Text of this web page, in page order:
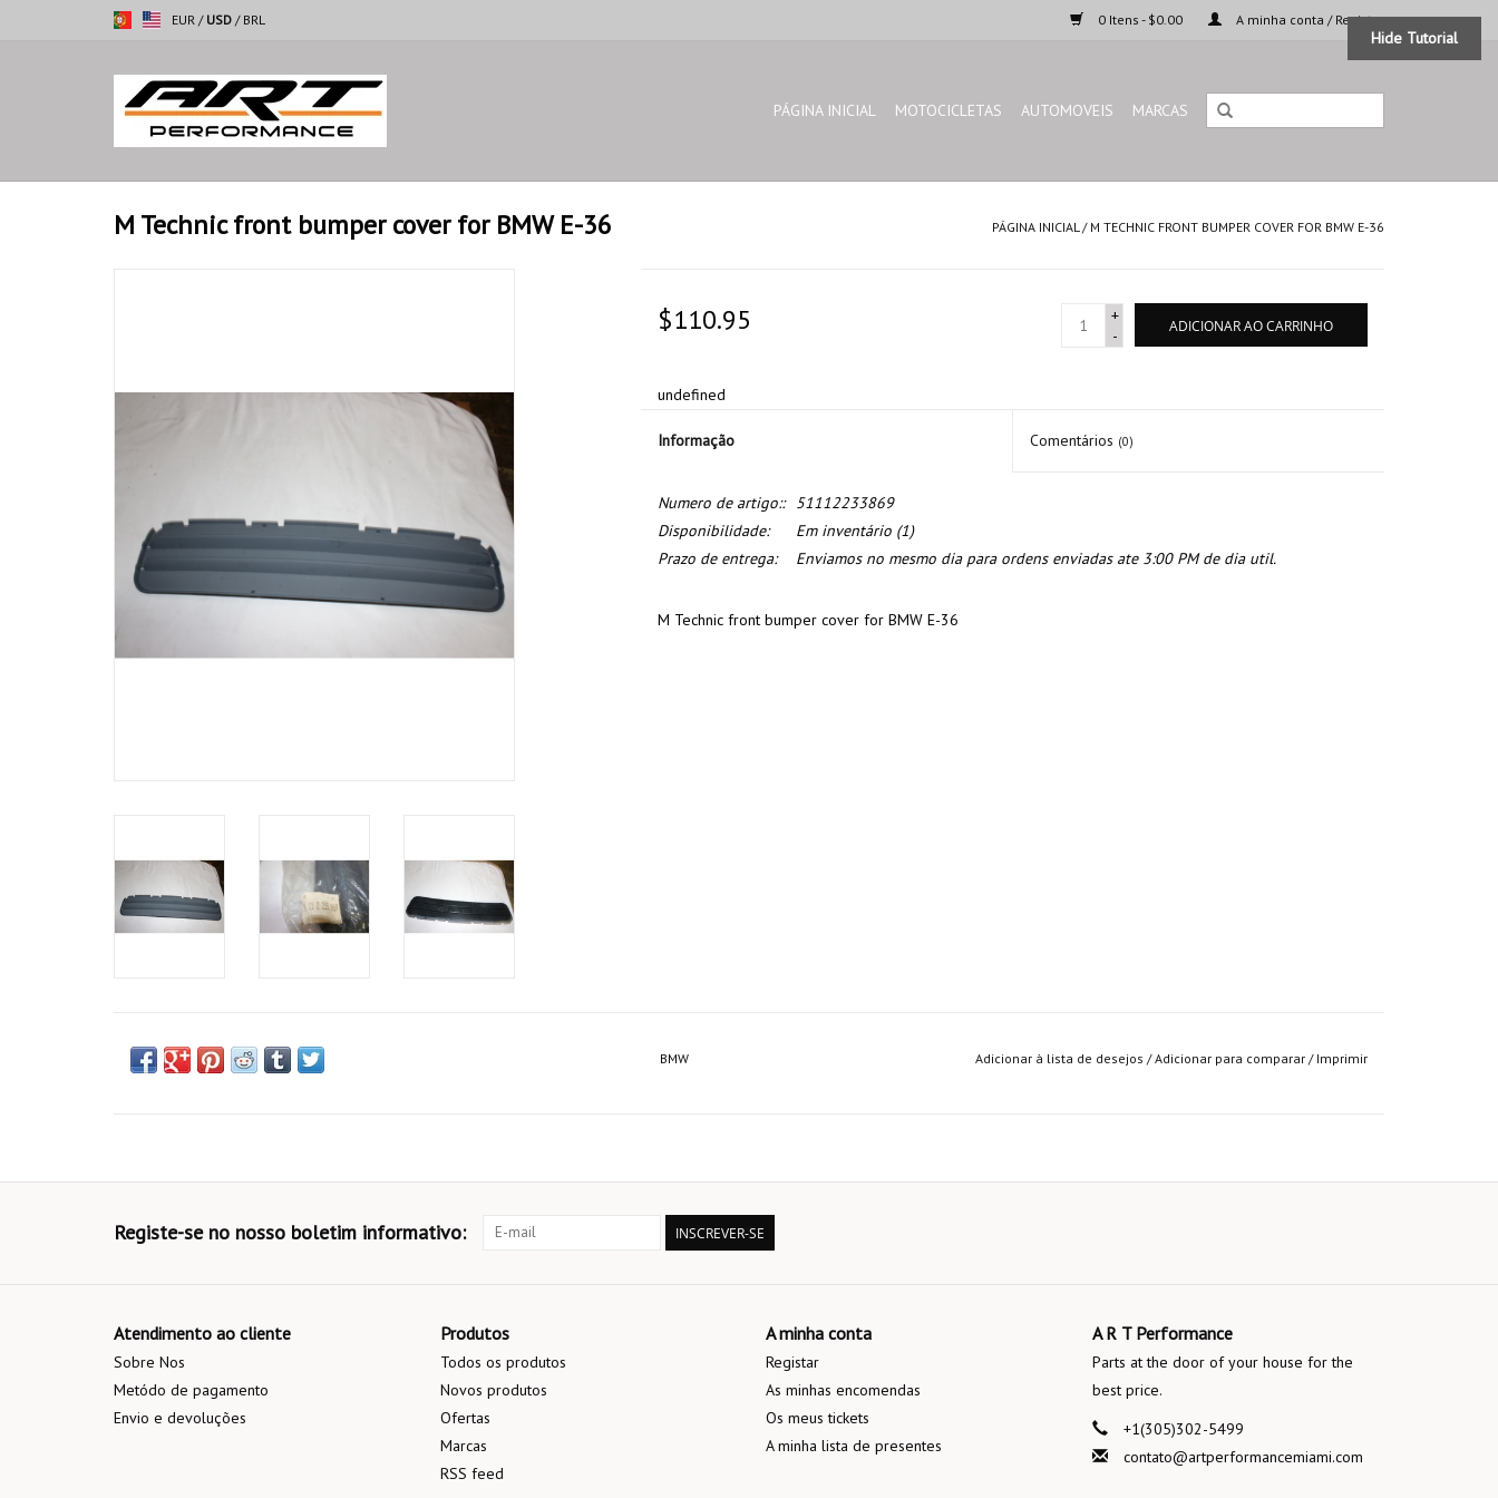
EUR / USD / BRL 0 Itens - $0.00 A minha conta / Registar
PÁGINA INICIAL MOTOCICLETAS AUTOMOVEIS MARCAS
M Technic front bumper cover for BMW E-36 PÁGINA INICIAL/ M TECHNIC FRONT BUMPER COVER FOR BMW E-36
$110.95
+
-
ADICIONAR AO CARRINHO
undefined
Informação Comentários (0)
Numero de artigo::
51112233869
Disponibilidade:
Em inventário(1)
Prazo de entrega:
Enviamos no mesmo dia para ordens enviadas ate 3:00 PM de dia util.
M Technic front bumper cover for BMW E-36
BMW Adicionar à lista de desejos /Adicionar para comparar / Imprimir
Registe-se no nosso boletim informativo: INSCREVER-SE
Atendimento ao cliente
Sobre Nos
Metódo de pagamento
Envio e devoluções
Produtos
Todos os produtos
Novos produtos
Ofertas
Marcas
RSS feed
A minha conta
Registar
As minhas encomendas
Os meus tickets
A minha lista de presentes
A R T Performance
Parts at the door of your house for the
best price.
+1(305)302-5499
contato@artperformancemiami.com
Hide Tutorial